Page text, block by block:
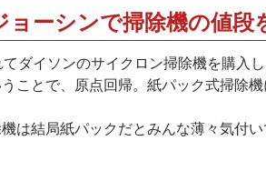
ョーシンで掃除機の値段
ダイソンのサイクロン掃除機を購入
ことで、原点回帰。紙パック式掃除
は結局紙パックだとみんな薄々気付